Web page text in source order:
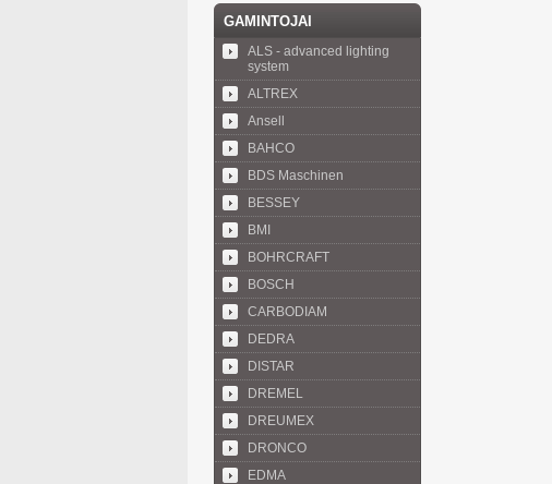
GAMINTOJAI
ALS - advanced lighting
system
ALTREX
Ansell
BAHCO
BDS Maschinen
BESSEY
BMI
BOHRCRAFT
BOSCH
CARBODIAM
DEDRA
DISTAR
DREMEL
DREUMEX
DRONCO
EDMA